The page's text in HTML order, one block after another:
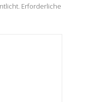
Erforderliche